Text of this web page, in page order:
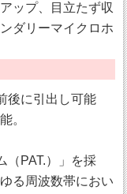
ップ、目立たず収
ダリーマイクロホ
後に引出し可能
。
（PAT.）」を採
る周波数帯におい